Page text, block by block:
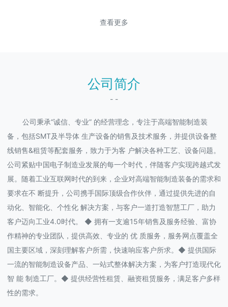
查看更多
公司简介
- -
公司秉承“诚信、专业” 的经营理念，专注于高端智能制造装
备，包括SMT及半导体 生产设备的销售及技术服务，并提供设备整
线销售&租赁等配套服务，致力于为客 户解决各种工艺、设备问题。
公司紧贴中国电子制造业发展的每一个时代，伴随客户实现跨越式发
展。随着工业互联网时代的到来，企业对高端智能制造装备的需求和
要求在不 断提升，公司携手国际顶级合作伙伴，通过提供先进的自
动化、智能化、个性化 解决方案，与客户一道打造智慧工厂，助力
客户迈向工业4.0时代。 ◆ 拥有一支逾15年销售及服务经验、富协
作精神的专业团队，提供高效、专业的 优 质服务，服务网点覆盖全
国主要区域，深刻理解客户所需，快速响应客户所求。◆ 提供国际
一流的智能制造设备产品、一站式整体解决方案，为客户打造现代化
智 能 制造工厂。◆ 提供经营性租赁、融资租赁服务，满足客户多样
性的需求。